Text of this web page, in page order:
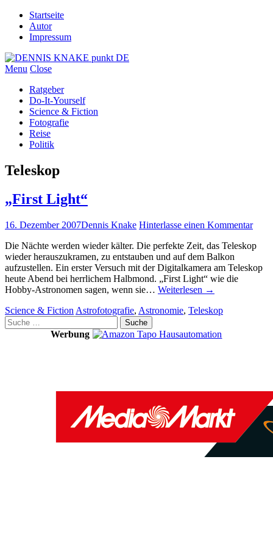
Startseite
Autor
Impressum
Menu Close
Ratgeber
Do-It-Yourself
Science & Fiction
Fotografie
Reise
Politik
Teleskop
„First Light“
16. Dezember 2007Dennis Knake Hinterlasse einen Kommentar
Die Nächte werden wieder kälter. Die perfekte Zeit, das Teleskop
wieder herauszukramen, zu entstauben und auf dem Balkon
aufzustellen. Ein erster Versuch mit der Digitalkamera am Teleskop
heute Abend bei herrlichem Halbmond. „First Light“ wie die
Hobby-Astronomen sagen, wenn sie… Weiterlesen →
Science & Fiction Astrofotografie, Astronomie, Teleskop
Suche
nach:
Werbung